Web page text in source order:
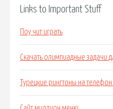
Links to Important Stuff
Поу чит играть
Скачать олимпиадные задачи
Турецкие рингтоны на